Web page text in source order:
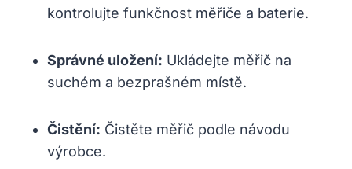
kontrolujte funkčnost měřiče⁤ a baterie.
Správné uložení: Ukládejte měřič na
suchém a bezprašném místě.
Čistění: Čistěte měřič podle návodu
výrobce.